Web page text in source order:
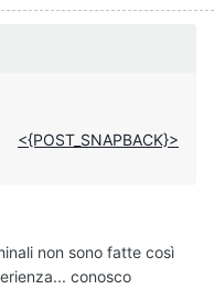
<{POST_SNAPBACK}>
non sono fatte così
conosco